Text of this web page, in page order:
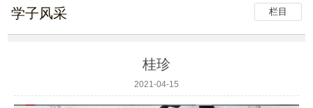
栏目
学子风采
桂珍
2021-04-15